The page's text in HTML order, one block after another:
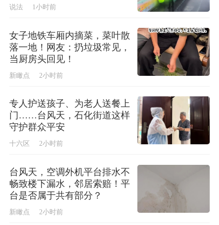
说法 1小时前
女子地铁车厢内摘菜，菜叶散
落一地！网友：扔垃圾常见，
当厨房头回见！
新瞰点 2小时前
专人护送孩子、为老人送餐上
门……台风天，石化街道这样
守护群众平安
十六区 2小时前
台风天，空调外机平台排水不
畅致楼下漏水，邻居索赔！平
台是否属于共有部分？
新瞰点 2小时前